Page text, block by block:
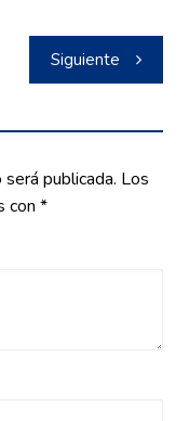
Siguiente
publicada. Los
con *